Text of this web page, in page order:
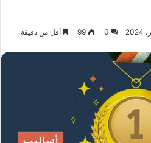
0
99 أقل من دقيقة